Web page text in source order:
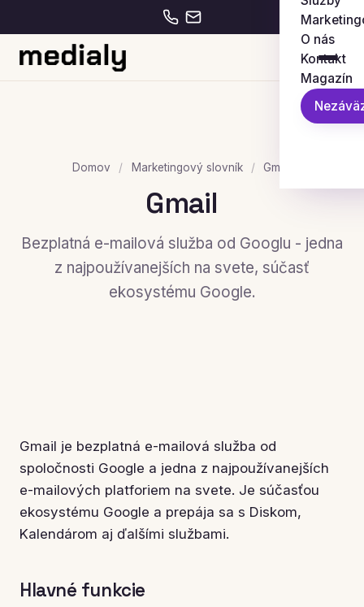
O nás
Kontakt
Magazín
Domov / Marketingový slovník / Gmail
Gmail
Bezplatná e-mailová služba od Googlu - jedna
z najpoužívanejších na svete, súčasť
ekosystému Google.
Gmail je bezplatná e-mailová služba od
spoločnosti Google a jedna z najpoužívanejších
e-mailových platforiem na svete. Je súčasťou
ekosystému Google a prepája sa s Diskom,
Kalendárom aj ďalšími službami.
Hlavné funkcie